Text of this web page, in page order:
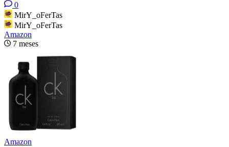
0
MirY_oFerTas
MirY_oFerTas
Amazon
7 meses
Amazon